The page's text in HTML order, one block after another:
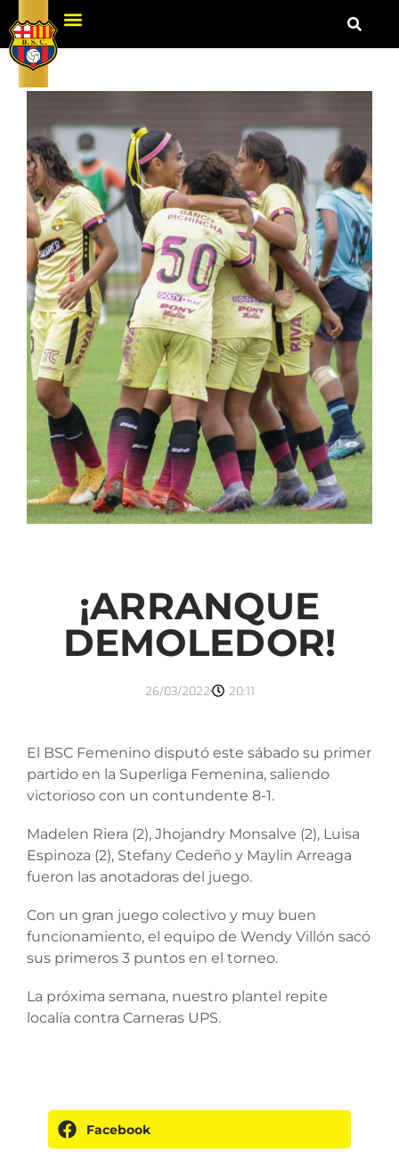
¡ARRANQUE
DEMOLEDOR!
26/03/2022 20:11
El BSC Femenino disputó este sábado su primer
partido en la Superliga Femenina, saliendo
victorioso con un contundente 8-1.
Madelen Riera (2), Jhojandry Monsalve (2), Luisa
Espinoza (2), Stefany Cedeño y Maylin Arreaga
fueron las anotadoras del juego.
Con un gran juego colectivo y muy buen
funcionamiento, el equipo de Wendy Villón sacó
sus primeros 3 puntos en el torneo.
La próxima semana, nuestro plantel repite
localía contra Carneras UPS.
Facebook